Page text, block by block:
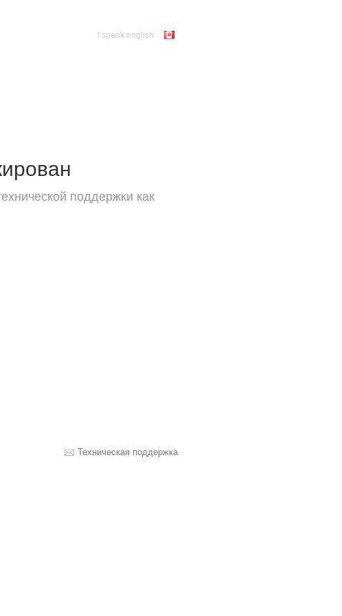
I speak english
поддержки как
Техническая поддержка